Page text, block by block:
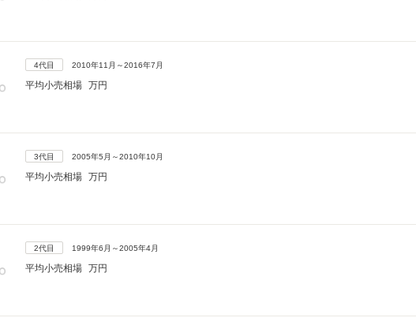
4代目 2010年11月～2016年7月
平均小売相場 万円
3代目 2005年5月～2010年10月
平均小売相場 万円
2代目 1999年6月～2005年4月
平均小売相場 万円